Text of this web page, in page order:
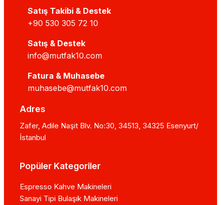
Satış Takibi & Destek
+90 530 305 72 10
Satış & Destek
info@mutfak10.com
Fatura & Muhasebe
muhasebe@mutfak10.com
Adres
Zafer, Adile Naşit Blv. No:30, 34513, 34325 Esenyurt/
İstanbul
Popüler Kategoriler
Espresso Kahve Makineleri
Sanayi Tipi Bulaşık Makineleri